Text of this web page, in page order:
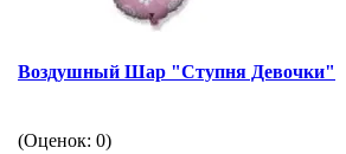
Воздушный Шар "Ступня Девочки"
(Оценок: 0)